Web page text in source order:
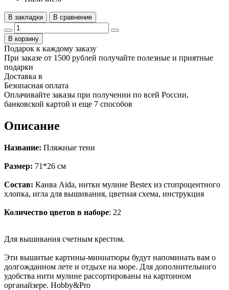
В закладки В сравнение
В корзину
Подарок к каждому заказу
При заказе от 1500 рублей получайте полезные и приятные
подарки
Доставка в
Безопасная оплата
Оплачивайте заказы при получении по всей России,
банковской картой и еще 7 cпособов
Описание
Название: Пляжные тени
Размер: 71*26 см
Состав: Канва Aida, нитки мулине Bestex из стопроцентного
хлопка, игла для вышивания, цветная схема, инструкция
Количество цветов в наборе: 22
Для вышивания счетным крестом.
Эти вышитые картины-миниатюры будут напоминать вам о
долгожданном лете и отдыхе на море. Для дополнительного
удобства нити мулине рассортированы на картонном
органайзере. Hobby&Pro